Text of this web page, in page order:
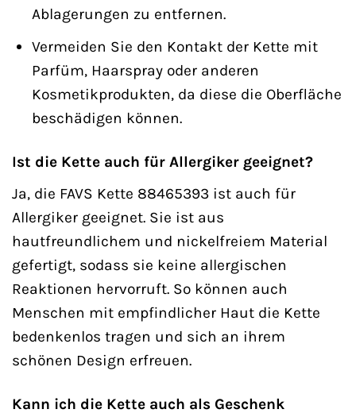
Ablagerungen zu entfernen.
Vermeiden Sie den Kontakt der Kette mit
Parfüm, Haarspray oder anderen
Kosmetikprodukten, da diese die Oberfläche
beschädigen können.
Ist die Kette auch für Allergiker geeignet?
Ja, die FAVS Kette 88465393 ist auch für
Allergiker geeignet. Sie ist aus
hautfreundlichem und nickelfreiem Material
gefertigt, sodass sie keine allergischen
Reaktionen hervorruft. So können auch
Menschen mit empfindlicher Haut die Kette
bedenkenlos tragen und sich an ihrem
schönen Design erfreuen.
Kann ich die Kette auch als Geschenk